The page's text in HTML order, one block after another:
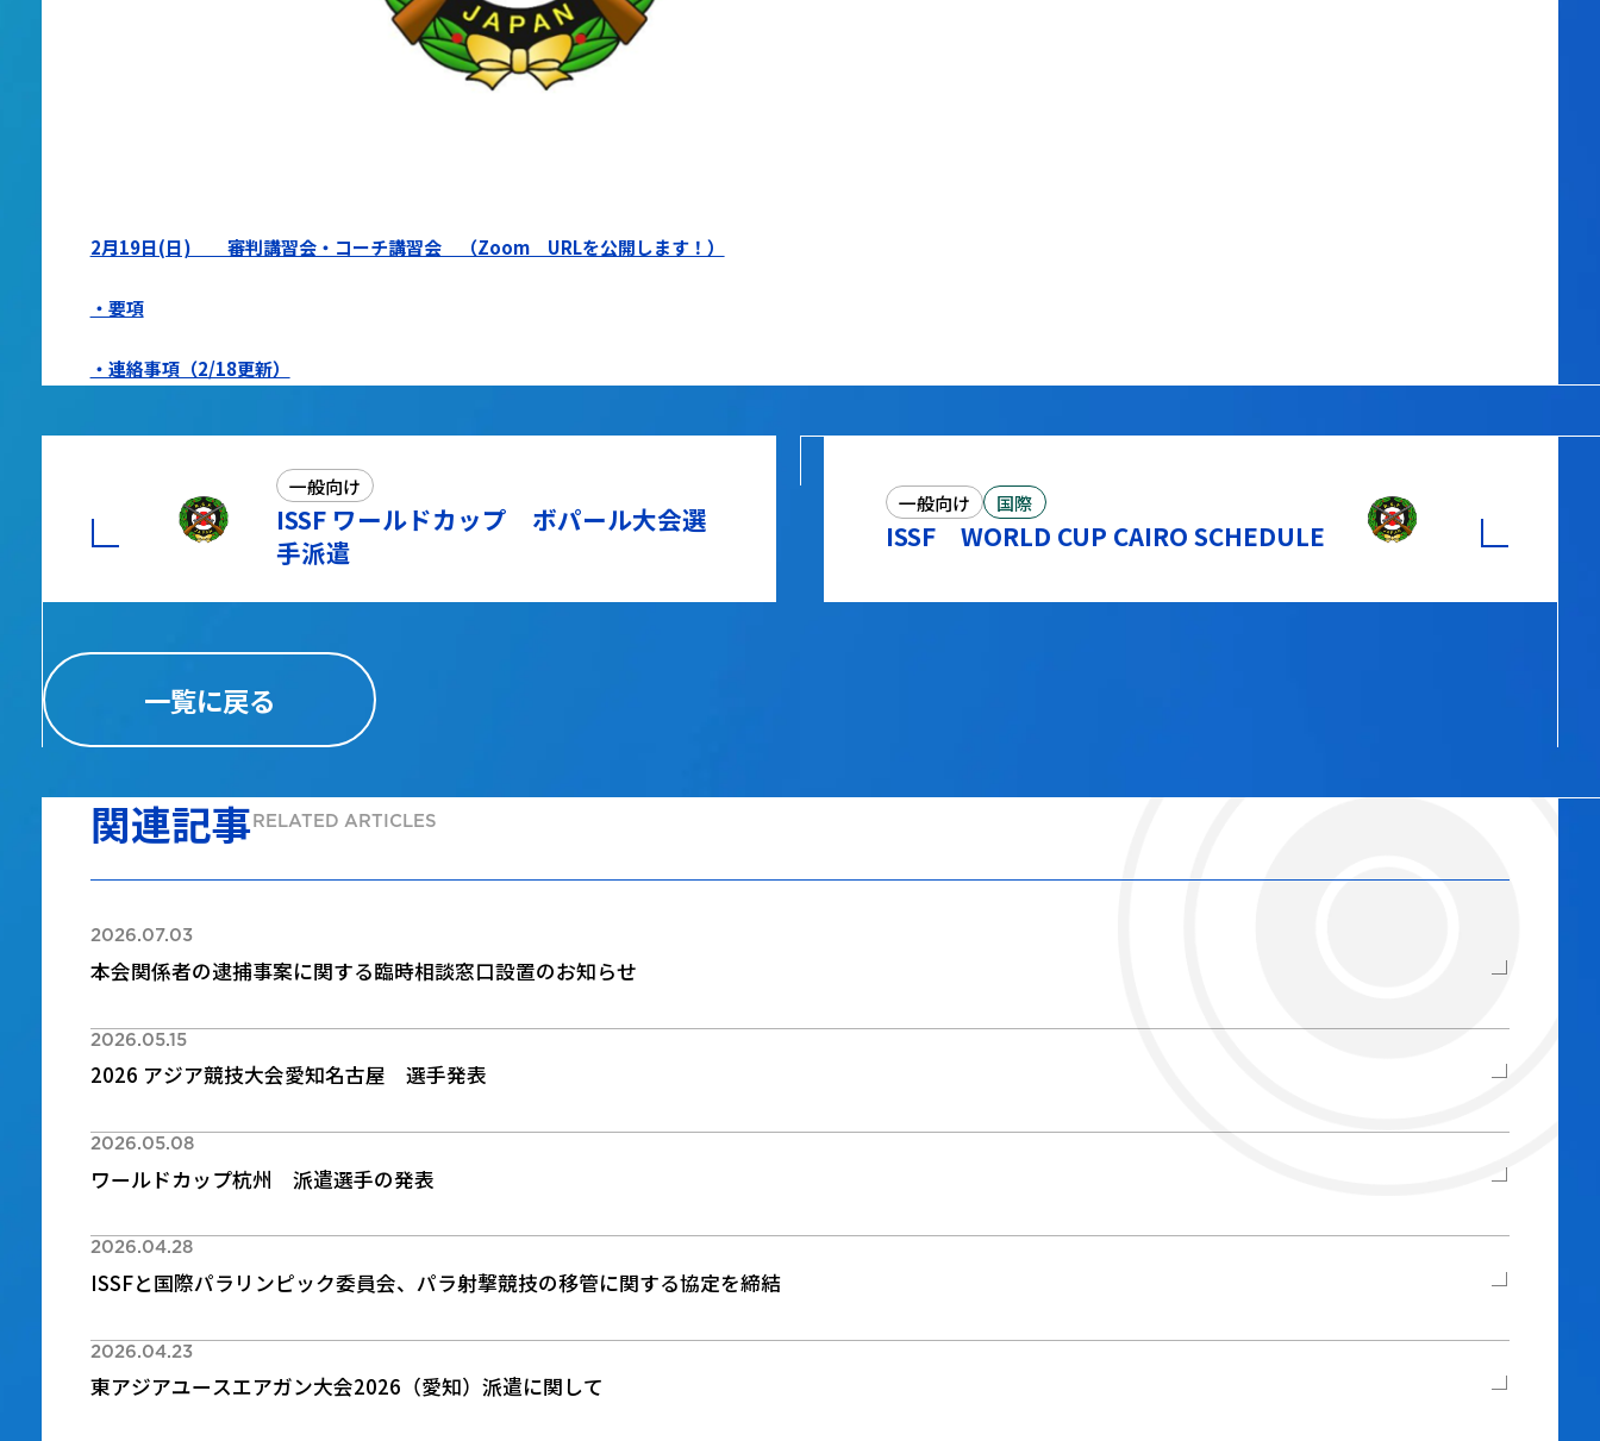
2月19日(日) 審判講習会・コーチ講習会 （Zoom URLを公開します！）
・要項
・連絡事項（2/18更新）
一般向け
ISSF ワールドカップ ボパール大会選
手派遣
一般向け 国際
ISSF WORLD CUP CAIRO SCHEDULE
一覧に戻る
関連記事RELATED ARTICLES
2026.07.03
本会関係者の逮捕事案に関する臨時相談窓口設置のお知らせ
2026.05.15
2026 アジア競技大会愛知名古屋 選手発表
2026.05.08
ワールドカップ杭州 派遣選手の発表
2026.04.28
ISSFと国際パラリンピック委員会、パラ射撃競技の移管に関する協定を締結
2026.04.23
東アジアユースエアガン大会2026（愛知）派遣に関して